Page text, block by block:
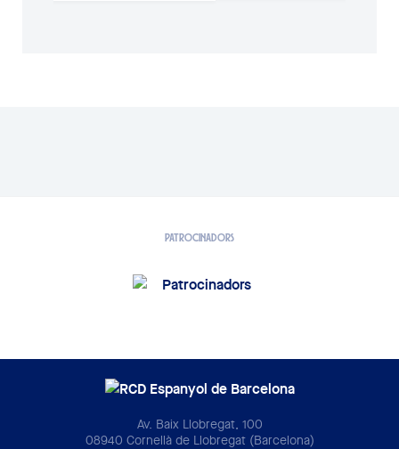
PATROCINADORS
Av. Baix Llobregat, 100
08940 Cornellà de Llobregat (Barcelona)